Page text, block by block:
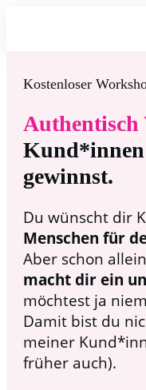
Kostenloser
Authentisch
gewinnst.
Du wünscht dir
Menschen für
Aber schon
macht dir ein
möchtest ja
Damit bist du
meiner
früher auch).